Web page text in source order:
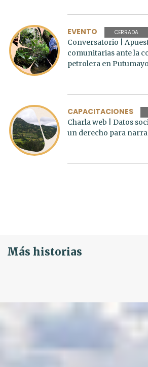
EVENTO CERRADA
Conversatorio |
comunitarias ante la
petrolera en Putumayo
CAPACITACIONES
Charla web | Datos
un derecho para
Más historias